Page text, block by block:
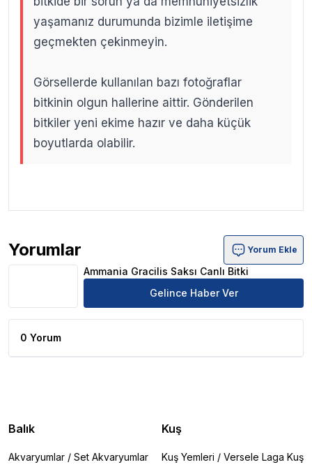
yaşamanız durumunda bizimle iletişime
geçmekten çekinmeyin.
Görsellerde kullanılan bazı fotoğraflar
bitkinin olgun hallerine aittir. Gönderilen
bitkiler yeni ekime hazır ve daha küçük
boyutlarda olabilir.
Yorumlar
Ammania Gracilis Saksı Canlı Bitki Ürün Yorumları
Yorum Ekle
Ammania Gracilis Saksı Canlı Bitki
Gelince Haber Ver
0 Yorum
Balık
Akvaryumlar / Set Akvaryumlar
Kuş
Kuş Yemleri / Versele Laga Kuş